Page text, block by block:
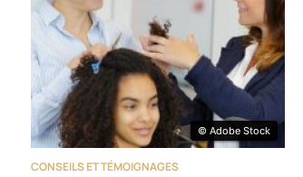
© Adobe Stock
© Adobe Stock
CONSEILS ET TÉMOIGNAGES